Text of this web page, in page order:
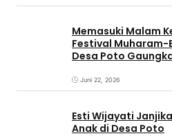
Memasuki Malam
Festival Muharam-
Desa Poto
Juni 22, 2026
Esti Wijayati
Anak di Desa Poto